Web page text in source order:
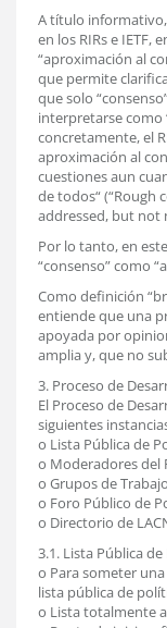
A título informativo,
en los RIRs e IETF,
“aproximación al
que permite
que solo
interpretarse como
concretamente, el
aproximación al
cuestiones aun
de todos“ (“Rough
addressed, but not
Por lo tanto, en
“consenso” como
Como definición
entiende que una
apoyada por
amplia y, que no
3. Proceso de
El Proceso de
siguientes
o Lista Pública de
o Moderadores del
o Grupos de Trabajo
o Foro Público de
o Directorio de
3.1. Lista Pública
o Para someter
lista pública de
o Lista totalmente